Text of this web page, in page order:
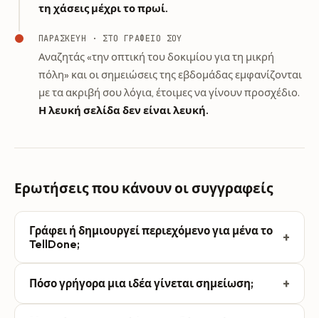
τη χάσεις μέχρι το πρωί.
ΠΑΡΑΣΚΕΥΉ · ΣΤΟ ΓΡΑΦΕΊΟ ΣΟΥ
Αναζητάς «την οπτική του δοκιμίου για τη μικρή
πόλη» και οι σημειώσεις της εβδομάδας εμφανίζονται
με τα ακριβή σου λόγια, έτοιμες να γίνουν προσχέδιο.
Η λευκή σελίδα δεν είναι λευκή.
Ερωτήσεις που κάνουν οι συγγραφείς
Γράφει ή δημιουργεί περιεχόμενο για μένα το
TellDone;
+
λες. Μετατρέπει μια προφορική ιδέα σε μια δομημένη
σημείωση συν όποιες εργασίες, γεγονότα ή
Πόσο γρήγορα μια ιδέα γίνεται σημείωση; +